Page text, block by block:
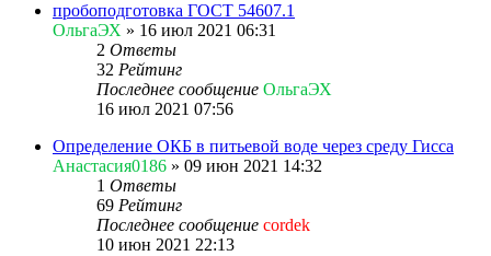
пробоподготовка ГОСТ 54607.1
ОльгаЭХ » 16 июл 2021 06:31
2 Ответы
32 Рейтинг
Последнее сообщение ОльгаЭХ
16 июл 2021 07:56
Определение ОКБ в питьевой воде через среду Гисса
Анастасия0186 » 09 июн 2021 14:32
1 Ответы
69 Рейтинг
Последнее сообщение cordek
10 июн 2021 22:13